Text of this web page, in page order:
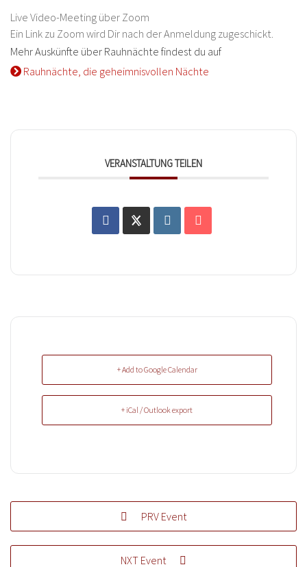
Live Video-Meeting über Zoom
Ein Link zu Zoom wird Dir nach der Anmeldung zugeschickt.
Mehr Auskünfte über Rauhnächte findest du auf
Rauhnächte, die geheimnisvollen Nächte
VERANSTALTUNG TEILEN
+ Add to Google Calendar
+ iCal / Outlook export
PRV Event
NXT Event